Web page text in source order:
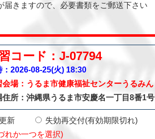
きますので、必要書類をご郵送下さい
コード：J-07794
：2026-08-25(火) 18:30
会場：うるま市健康福祉センターうるみん
住所：沖縄県うるま市安慶名一丁目8番1号
新
失効再交付(有効期限切れ)
れか一つを選択)